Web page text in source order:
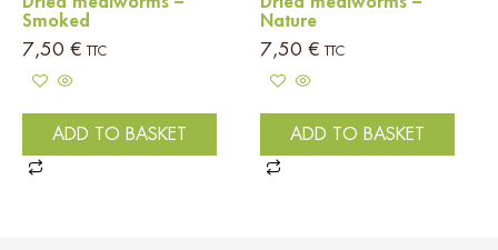
Smoked
7,50 € TTC
ADD TO BASKET
Nature
7,50 € TTC
ADD TO BASKET